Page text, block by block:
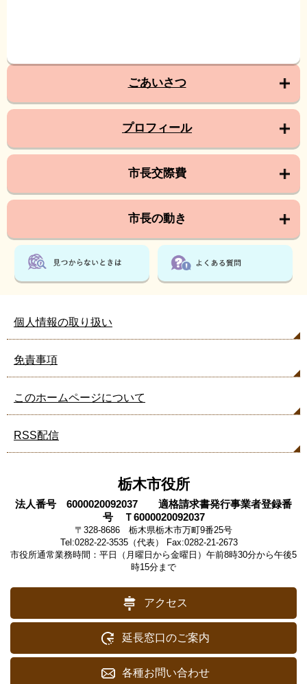
ごあいさつ
プロフィール
市長交際費
市長の動き
個人情報の取り扱い
免責事項
このホームページについて
RSS配信
栃木市役所
法人番号 6000020092037 適格請求書発行事業者登録番
号 Ｔ6000020092037
〒328-8686 栃木県栃木市万町9番25号
Tel:0282-22-3535（代表） Fax:0282-21-2673
市役所通常業務時間：平日（月曜日から金曜日）午前8時30分から午後5
時15分まで
アクセス
延長窓口のご案内
各種お問い合わせ